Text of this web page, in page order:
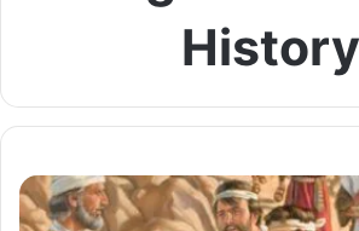
History